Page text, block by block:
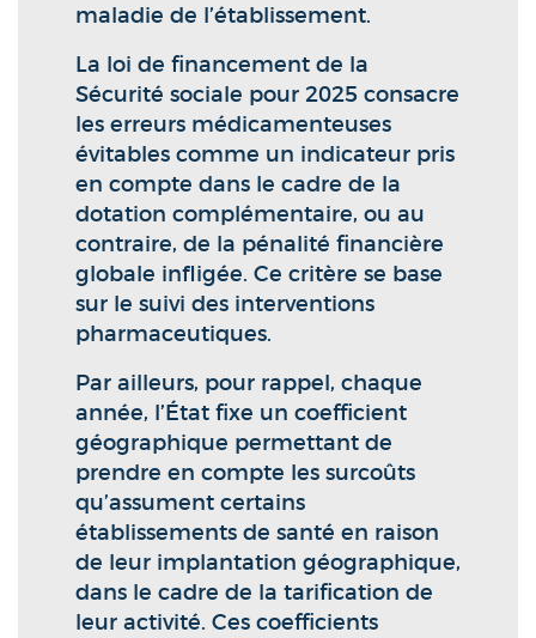
maladie de l’établissement.
La loi de financement de la
Sécurité sociale pour 2025 consacre
les erreurs médicamenteuses
évitables comme un indicateur pris
en compte dans le cadre de la
dotation complémentaire, ou au
contraire, de la pénalité financière
globale infligée. Ce critère se base
sur le suivi des interventions
pharmaceutiques.
Par ailleurs, pour rappel, chaque
année, l’État fixe un coefficient
géographique permettant de
prendre en compte les surcoûts
qu’assument certains
établissements de santé en raison
de leur implantation géographique,
dans le cadre de la tarification de
leur activité. Ces coefficients